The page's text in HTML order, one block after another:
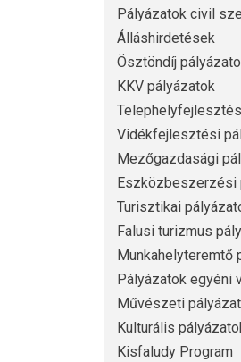
Pályázatok civil
Álláshirdetések
Ösztöndíj
KKV pályázatok
Vidékfejlesztési
Mezőgazdasági
Eszközbeszerzési
Turisztikai
Falusi turizmus
Munkahelyteremtő
Pályázatok egyéni
Művészeti
Kulturális
Kisfaludy Program